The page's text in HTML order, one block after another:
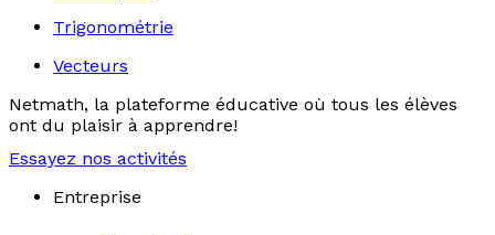
Trigonométrie
Vecteurs
Netmath, la plateforme éducative où tous les élèves
ont du plaisir à apprendre!
Essayez nos activités
Entreprise